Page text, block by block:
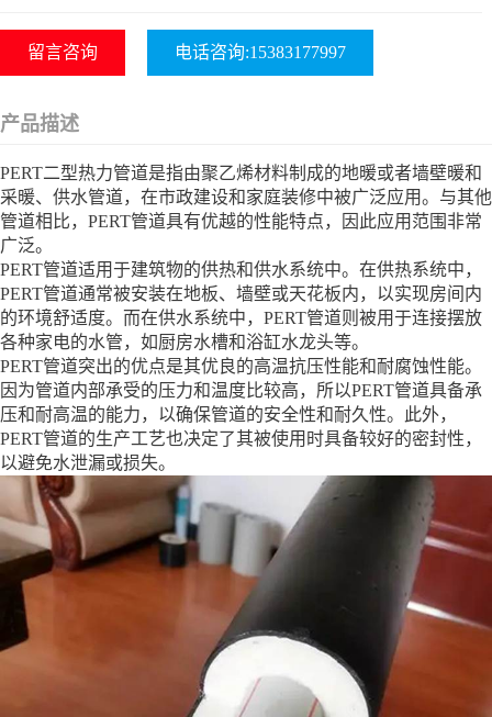
留言咨询 电话咨询:15383177997
产品描述
PERT二型热力管道是指由聚乙烯材料制成的地暖或者墙壁暖和
采暖、供水管道，在市政建设和家庭装修中被广泛应用。与其他
管道相比，PERT管道具有优越的性能特点，因此应用范围非常
广泛。
PERT管道适用于建筑物的供热和供水系统中。在供热系统中，
PERT管道通常被安装在地板、墙壁或天花板内，以实现房间内
的环境舒适度。而在供水系统中，PERT管道则被用于连接摆放
各种家电的水管，如厨房水槽和浴缸水龙头等。
PERT管道突出的优点是其优良的高温抗压性能和耐腐蚀性能。
因为管道内部承受的压力和温度比较高，所以PERT管道具备承
压和耐高温的能力，以确保管道的安全性和耐久性。此外，
PERT管道的生产工艺也决定了其被使用时具备较好的密封性，
以避免水泄漏或损失。